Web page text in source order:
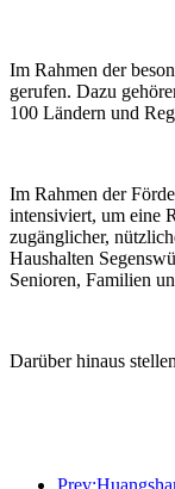
Im Rahmen der
gerufen. Dazu
100 Ländern und
Im Rahmen der
intensiviert, um eine
zugänglicher,
Haushalten
Senioren, Familien
Darüber hinaus